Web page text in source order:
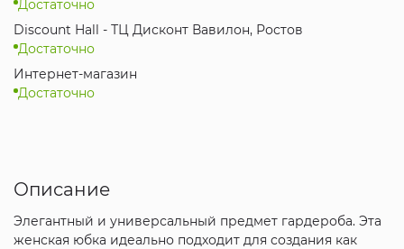
Достаточно
Discount Hall - ТЦ Дисконт Вавилон, Ростов
Достаточно
Интернет-магазин
Достаточно
Описание
Элегантный и универсальный предмет гардероба. Эта
женская юбка идеально подходит для создания как